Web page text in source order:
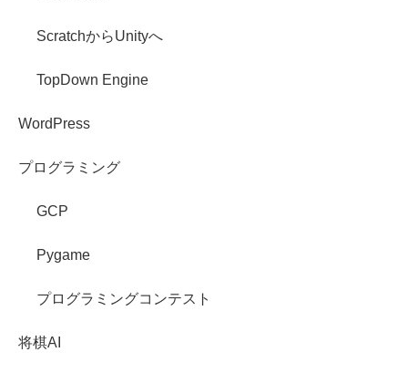
ScratchからUnityへ
TopDown Engine
WordPress
プログラミング
GCP
Pygame
プログラミングコンテスト
将棋AI